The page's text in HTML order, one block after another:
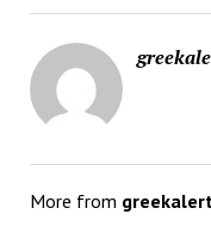
More from